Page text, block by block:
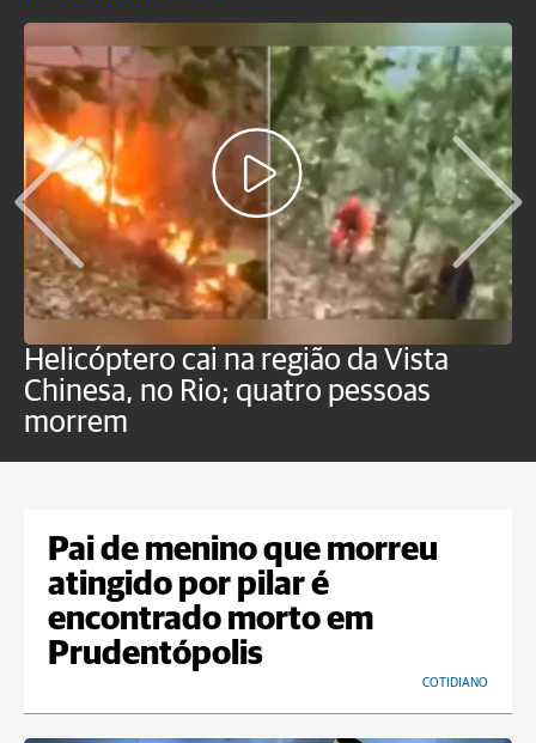
Helicóptero cai na região da Vista
Chinesa, no Rio; quatro pessoas
morrem
Pai de menino que morreu
atingido por pilar é
encontrado morto em
Prudentópolis
COTIDIANO